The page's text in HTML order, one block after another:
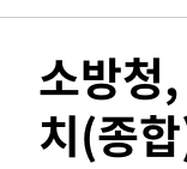
-19106초 전 >[속보
-14957초 전 >[속보
-31892초 전 >[속보
-31086초 전 > "미
소방청
치(종